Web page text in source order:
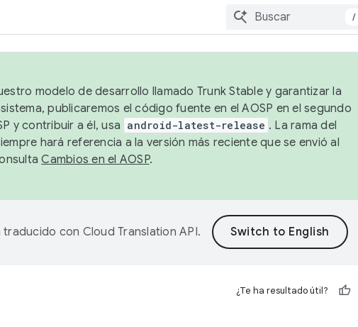
/
modelo de desarrollo llamado Trunk Stable y garantizar la
publicaremos el código fuente en el AOSP en el segundo
y contribuir a él, usa android-latest-release . La rama del
hará referencia a la versión más reciente que se envió al
Cambios en el AOSP.
traducido con Cloud Translation API.
¿Te ha resultado útil?